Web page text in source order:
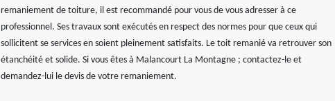
remaniement de toiture, il est recommandé pour vous de vous adresser à ce
professionnel. Ses travaux sont exécutés en respect des normes pour que ceux qui
sollicitent se services en soient pleinement satisfaits. Le toit remanié va retrouver son
étanchéité et solide. Si vous êtes à Malancourt La Montagne ; contactez-le et
demandez-lui le devis de votre remaniement.